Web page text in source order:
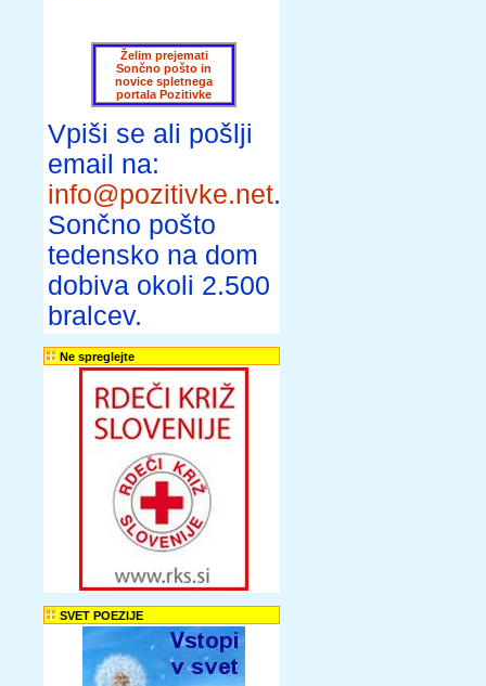
Želim prejemati
Sončno pošto in
novice spletnega
portala Pozitivke
Vpiši se ali pošlji
email na:
info@pozitivke.net.
Sončno pošto
tedensko na dom
dobiva okoli 2.500
bralcev.
Ne spreglejte
SVET POEZIJE